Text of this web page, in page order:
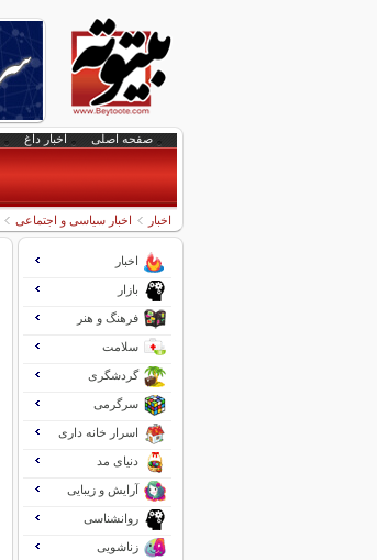
صفحه اصلی اخبار داغ
اخبار اخبار سیاسی و اجتماعی
اخبار
بازار
فرهنگ و هنر
سلامت
گردشگری
سرگرمی
اسرار خانه داری
دنیای مد
آرایش و زیبایی
روانشناسی
زناشویی